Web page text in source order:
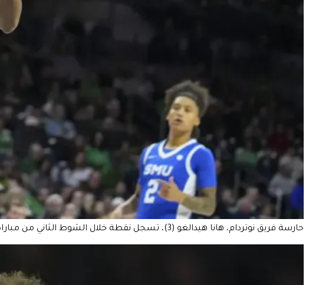
حارسة فريق نوتردام، هانا هيدالغو (3)، تسجل نقطة خلال الشوط الثاني من مباراة كرة السلة في NCAA ضد SMU في ساوث بند، إنديانا، يوم الأحد 19 يناير 2025. (صورة AP/مايكل كونروي)